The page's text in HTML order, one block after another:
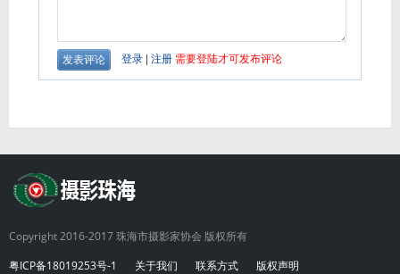
Copyright 2016-2017 珠海市摄影家协会 版权所有
粤ICP备18019253号-1
关于我们 联系方式 版权声明